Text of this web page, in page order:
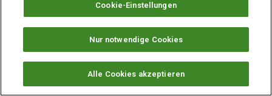
Cookie-Einstellungen
Nur notwendige Cookies
Alle Cookies akzeptieren